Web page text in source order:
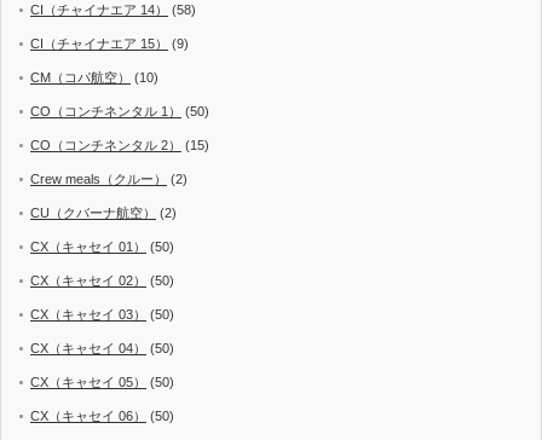
CI（チャイナエア 14） (58)
CI（チャイナエア 15） (9)
CM（コパ航空） (10)
CO（コンチネンタル 1） (50)
CO（コンチネンタル 2） (15)
Crew meals（クルー） (2)
CU（クバーナ航空） (2)
CX（キャセイ 01） (50)
CX（キャセイ 02） (50)
CX（キャセイ 03） (50)
CX（キャセイ 04） (50)
CX（キャセイ 05） (50)
CX（キャセイ 06） (50)